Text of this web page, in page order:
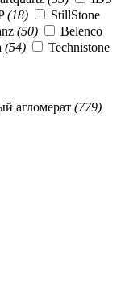
(18)
StillStone
(50)
Belenco
(54)
Technistone
агломерат (779)